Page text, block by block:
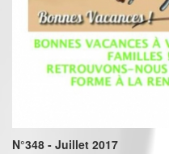
N°348 - Juillet 2017